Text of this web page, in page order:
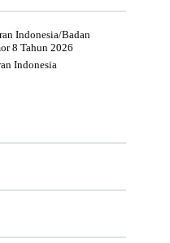
Indonesia/Badan
8 Tahun 2026
Indonesia